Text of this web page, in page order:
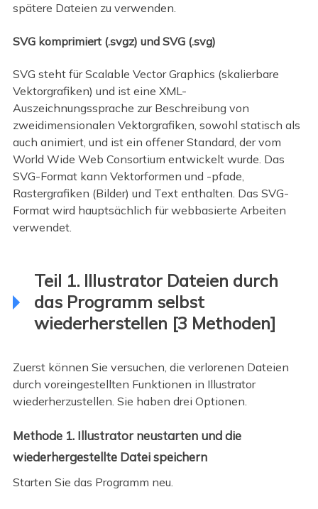
spätere Dateien zu verwenden.
SVG komprimiert (.svgz) und SVG (.svg)
SVG steht für Scalable Vector Graphics (skalierbare
Vektorgrafiken) und ist eine XML-
Auszeichnungssprache zur Beschreibung von
zweidimensionalen Vektorgrafiken, sowohl statisch als
auch animiert, und ist ein offener Standard, der vom
World Wide Web Consortium entwickelt wurde. Das
SVG-Format kann Vektorformen und -pfade,
Rastergrafiken (Bilder) und Text enthalten. Das SVG-
Format wird hauptsächlich für webbasierte Arbeiten
verwendet.
Teil 1. Illustrator Dateien durch
das Programm selbst
wiederherstellen [3 Methoden]
Zuerst können Sie versuchen, die verlorenen Dateien
durch voreingestellten Funktionen in Illustrator
wiederherzustellen. Sie haben drei Optionen.
Methode 1. Illustrator neustarten und die
wiederhergestellte Datei speichern
Starten Sie das Programm neu.